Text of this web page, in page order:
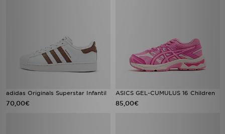
adidas Originals Superstar Infantil
70,00€
ASICS GEL-CUMULUS 16 Children
85,00€